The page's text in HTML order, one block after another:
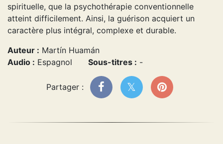
spirituelle, que la psychothérapie conventionnelle
atteint difficilement. Ainsi, la guérison acquiert un
caractère plus intégral, complexe et durable.
Auteur : Martín Huamán
Audio : Espagnol Sous-titres : -
Partager :